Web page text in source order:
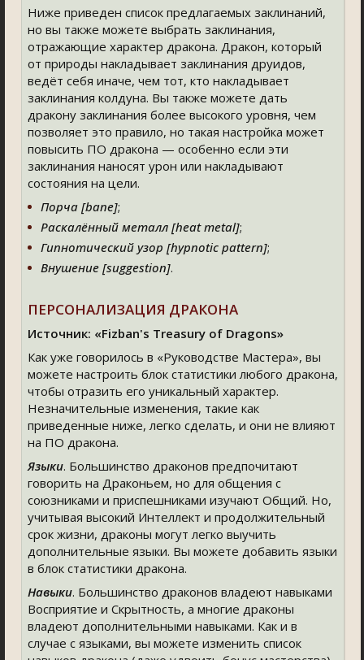
Ниже приведен список предлагаемых заклинаний,
но вы также можете выбрать заклинания,
отражающие характер дракона. Дракон, который
от природы накладывает заклинания друидов,
ведёт себя иначе, чем тот, кто накладывает
заклинания колдуна. Вы также можете дать
дракону заклинания более высокого уровня, чем
позволяет это правило, но такая настройка может
повысить ПО дракона — особенно если эти
заклинания наносят урон или накладывают
состояния на цели.
Порча [bane];
Раскалённый металл [heat metal];
Гипнотический узор [hypnotic pattern];
Внушение [suggestion].
ПЕРСОНАЛИЗАЦИЯ ДРАКОНА
Источник: «Fizban's Treasury of Dragons»
Как уже говорилось в «Руководстве Мастера», вы
можете настроить блок статистики любого дракона,
чтобы отразить его уникальный характер.
Незначительные изменения, такие как
приведенные ниже, легко сделать, и они не влияют
на ПО дракона.
Языки. Большинство драконов предпочитают
говорить на Драконьем, но для общения с
союзниками и приспешниками изучают Общий. Но,
учитывая высокий Интеллект и продолжительный
срок жизни, драконы могут легко выучить
дополнительные языки. Вы можете добавить языки
в блок статистики дракона.
Навыки. Большинство драконов владеют навыками
Восприятие и Скрытность, а многие драконы
владеют дополнительными навыками. Как и в
случае с языками, вы можете изменить список